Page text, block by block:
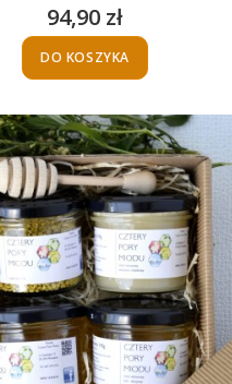
Cena
94,90 zł
DO KOSZYKA